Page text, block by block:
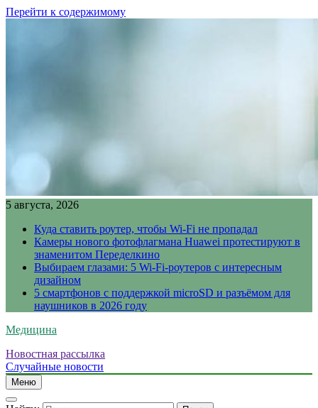
Перейти к содержимому
5 августа, 2026
Куда ставить роутер, чтобы Wi-Fi не пропадал
Камеры нового фотофлагмана Huawei протестируют в
знаменитом Переделкино
Выбираем глазами: 5 Wi-Fi-роутеров с интересным
дизайном
5 смартфонов с поддержкой microSD и разъёмом для
наушников в 2026 году
Медицина
Новостная рассылка
Случайные новости
Меню